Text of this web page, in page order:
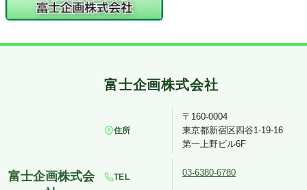
住所
〒160-0004
東京都新宿区四谷1-19-16
第一上野ビル6F
TEL 03-6380-6780